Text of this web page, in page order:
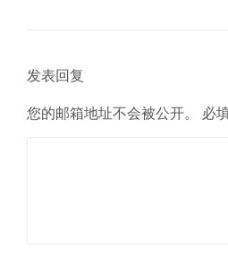
发表回复
您的邮箱地址不会被公开。 必